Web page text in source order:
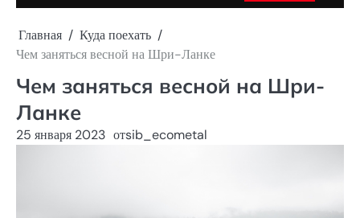
Главная
Куда поехать
Чем заняться весной на Шри-Ланке
Чем заняться весной на Шри-
Ланке
25 января 2023 отsib_ecometal